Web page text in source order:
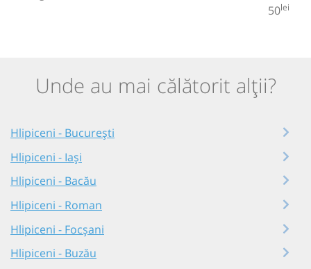
50lei
Unde au mai călătorit alții?
Hlipiceni - București
Hlipiceni - Iași
Hlipiceni - Bacău
Hlipiceni - Roman
Hlipiceni - Focșani
Hlipiceni - Buzău